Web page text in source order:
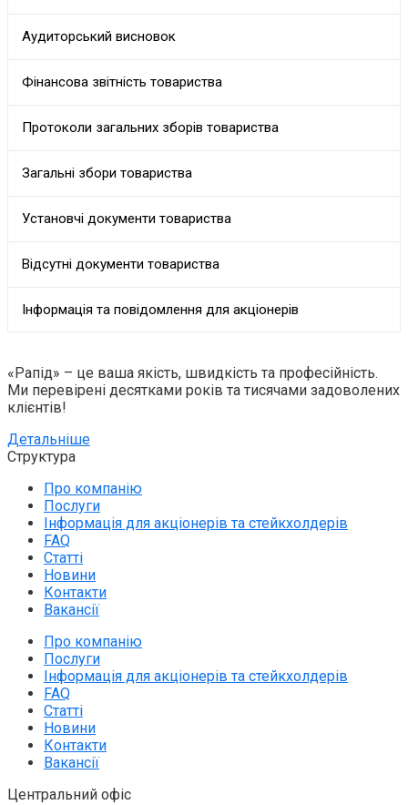
Аудиторський висновок
Фінансова звітність товариства
Протоколи загальних зборів товариства
Загальні збори товариства
Установчі документи товариства
Відсутні документи товариства
Інформація та повідомлення для акціонерів
«Рапід» – це ваша якість, швидкість та професійність.
Ми перевірені десятками років та тисячами задоволених
клієнтів!
Детальніше
Структура
Про компанію
Послуги
Інформація для акціонерів та стейкхолдерів
FAQ
Статті
Новини
Контакти
Вакансії
Про компанію
Послуги
Інформація для акціонерів та стейкхолдерів
FAQ
Статті
Новини
Контакти
Вакансії
Центральний офіс